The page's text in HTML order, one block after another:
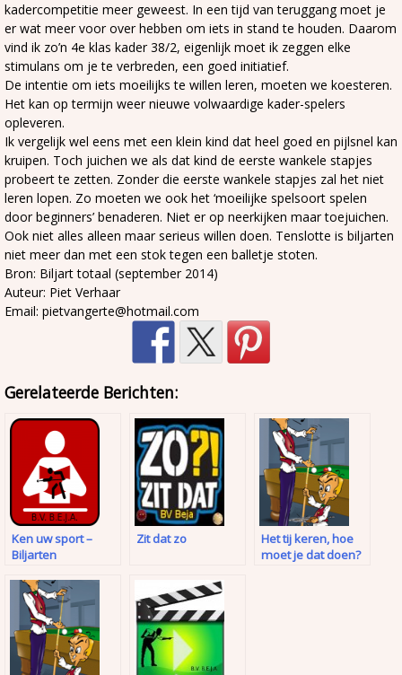
kadercompetitie meer geweest. In een tijd van teruggang moet je
er wat meer voor over hebben om iets in stand te houden. Daarom
vind ik zo’n 4e klas kader 38/2, eigenlijk moet ik zeggen elke
stimulans om je te verbreden, een goed initiatief.
De intentie om iets moeilijks te willen leren, moeten we koesteren.
Het kan op termijn weer nieuwe volwaardige kader-spelers
opleveren.
Ik vergelijk wel eens met een klein kind dat heel goed en pijlsnel kan
kruipen. Toch juichen we als dat kind de eerste wankele stapjes
probeert te zetten. Zonder die eerste wankele stapjes zal het niet
leren lopen. Zo moeten we ook het ‘moeilijke spelsoort spelen
door beginners’ benaderen. Niet er op neerkijken maar toejuichen.
Ook niet alles alleen maar serieus willen doen. Tenslotte is biljarten
niet meer dan met een stok tegen een balletje stoten.
Bron: Biljart totaal (september 2014)
Auteur: Piet Verhaar
Email: pietvangerte@hotmail.com
Gerelateerde Berichten:
Ken uw sport –
Biljarten
Zit dat zo
Het tij keren, hoe
moet je dat doen?